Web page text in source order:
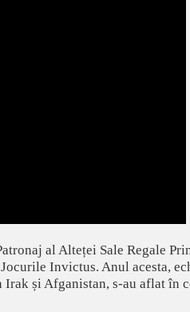
al Alteței Sale Regale
Invictus. Anul acesta,
și Afganistan, s-au aflat în